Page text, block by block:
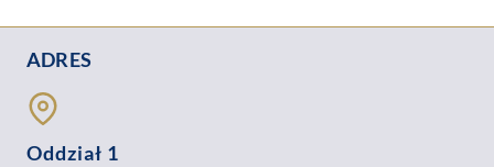
ADRES
Oddział 1